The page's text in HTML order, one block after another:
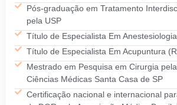
Pós-graduação em Tratamento
pela USP
Título de Especialista Em
Título de Especialista Em Acupuntura
Mestrado em Pesquisa em Cirurgia
Ciências Médicas Santa Casa de SP
Certificação nacional e internacional